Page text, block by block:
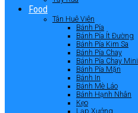
Food
Tân Huê Viên
Bánh Pía
Bánh Pía Ít Đường
Bánh Pía Kim Sa
Bánh Pía Chay
Bánh Pía Chay Mini
Bánh Pía Mặn
Bánh In
Bánh Mè Láo
Bánh Hạnh Nhân
Kẹo
Lạp Xưởng